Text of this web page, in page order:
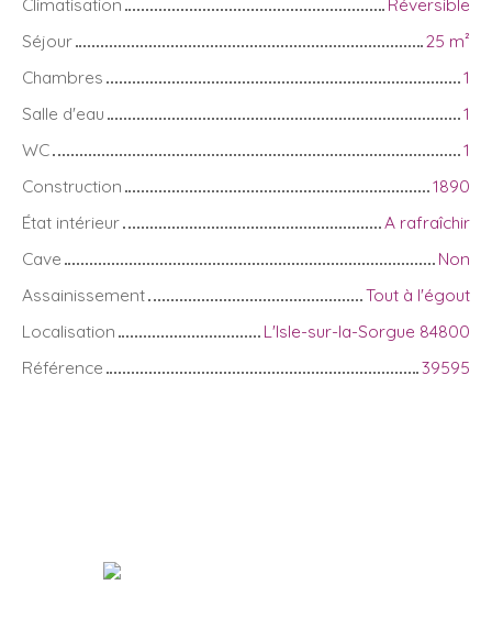
Séjour
25 m²
Chambres
1
Salle d'eau
1
WC
1
Construction
1890
État intérieur
A rafraîchir
Cave
Non
Assainissement
Tout à l'égout
Localisation
L'Isle-sur-la-Sorgue 84800
Référence
39595